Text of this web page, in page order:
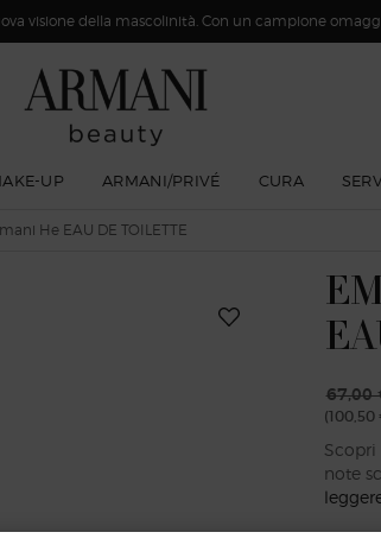
visione della mascolinità. Con un campione
UP ARMANI/PRIVÉ CURA
He EAU DE TOILETTE
67,00
Scopri
note